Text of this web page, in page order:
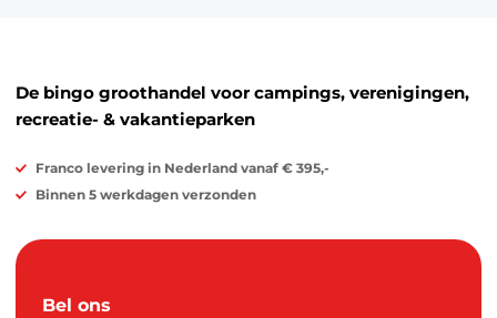
De bingo groothandel voor campings, verenigingen,
recreatie- & vakantieparken
Franco levering in Nederland vanaf € 395,-
Binnen 5 werkdagen verzonden
Bel ons